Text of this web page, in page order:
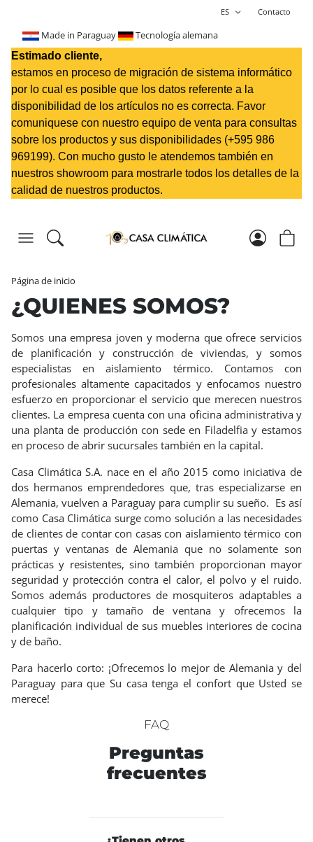
ES Contacto
Made in Paraguay Tecnología alemana
Estimado cliente,
estamos en proceso de migración de sistema informático
por lo cual es posible que los datos referente a la
disponibilidad de los artículos no es correcta. Favor
comuniquese con nuestro equipo de venta para consultas
sobre los productos y sus disponibilidades (+595 986
969199). Con mucho gusto le atendemos también en
nuestros showroom para mostrarle todos los detalles de la
calidad de nuestros productos.
Página de inicio
¿QUIENES SOMOS?
Somos una empresa joven y moderna que ofrece servicios
de planificación y construcción de viviendas, y somos
especialistas en aislamiento térmico. Contamos con
profesionales altamente capacitados y enfocamos nuestro
esfuerzo en proporcionar el servicio que merecen nuestros
clientes. La empresa cuenta con una oficina administrativa y
una planta de producción con sede en Filadelfia y estamos
en proceso de abrir sucursales también en la capital.
Casa Climática S.A. nace en el año 2015 como iniciativa de
dos hermanos emprendedores que, tras especializarse en
Alemania, vuelven a Paraguay para cumplir su sueño. Es así
como Casa Climática surge como solución a las necesidades
de clientes de contar con casas con aislamiento térmico con
puertas y ventanas de Alemania que no solamente son
prácticas y resistentes, sino también proporcionan mayor
seguridad y protección contra el calor, el polvo y el ruido.
Somos además productores de mosquiteros adaptables a
cualquier tipo y tamaño de ventana y ofrecemos la
planificación individual de sus muebles interiores de cocina
y de baño.
Para hacerlo corto: ¡Ofrecemos lo mejor de Alemania y del
Paraguay para que Su casa tenga el confort que Usted se
merece!
FAQ
Preguntas
frecuentes